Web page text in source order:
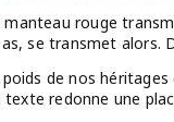
manteau rouge
se transmet alors.
de nos
texte redonne une